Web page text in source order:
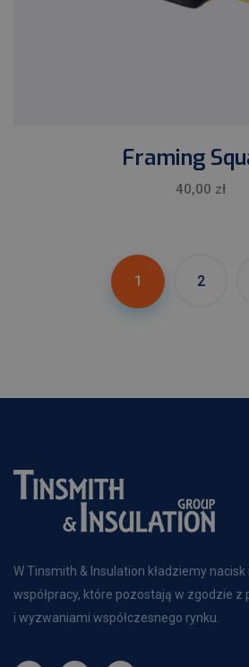
Framing
40,00 zł
1 2
W Tinsmith & Insulation kładziemy
współpracy, które pozostają w zgodzie z
i wyzwaniami współczesnego rynku.